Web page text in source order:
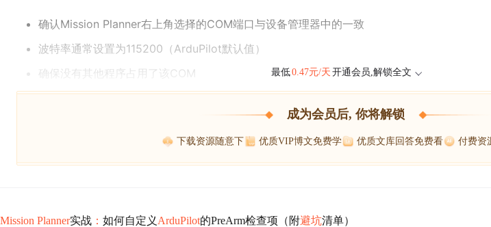
确认Mission Planner右上角选择的COM端口与设备管理器中的一致
波特率通常设置为115200（ArduPilot默认值）
确保没有其他程序占用了该COM
最低0.47元/天 开通会员,解锁全文
成为会员后, 你将解锁
下载资源随意下 优质VIP博文免费学 优质文库回答免费看 付费资
Mission Planner实战 ： 如何自定义 ArduPilot的PreArm检查项（附避坑清单）